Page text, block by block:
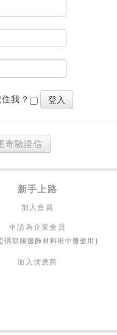
我？
寄驗證信
新手上路
加入會員
申請為企業會員
供朝陽服飾材料街中盤使用 )
加入供應商